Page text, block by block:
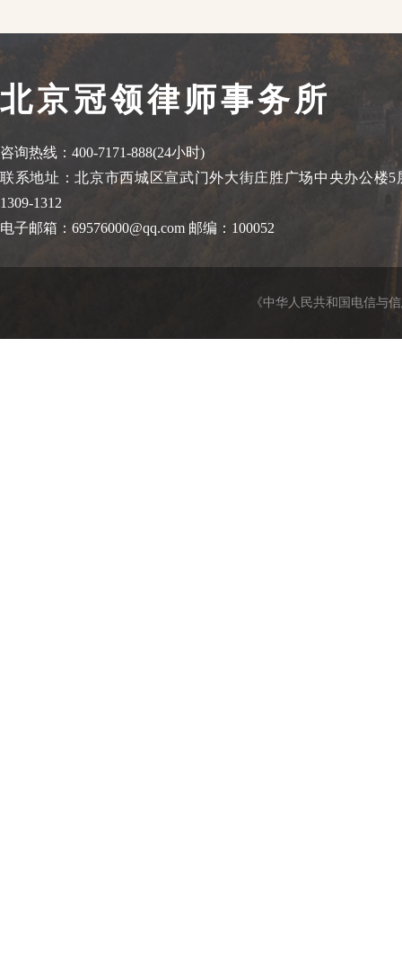
北京冠领律师事务所
咨询热线：400-7171-888(24小时)
联系地址：北京市西城区宣武门外大街庄胜广场中央办公楼5
1309-1312
电子邮箱：69576000@qq.com 邮编：100052
《中华人民共和国电信与